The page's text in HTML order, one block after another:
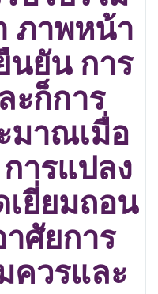
ภาพหน้า
นยัน การ
ะก็การ
มาณเมื่อ
ารแปลง
เยี่ยมถอน
ศัยการ
ควรและ